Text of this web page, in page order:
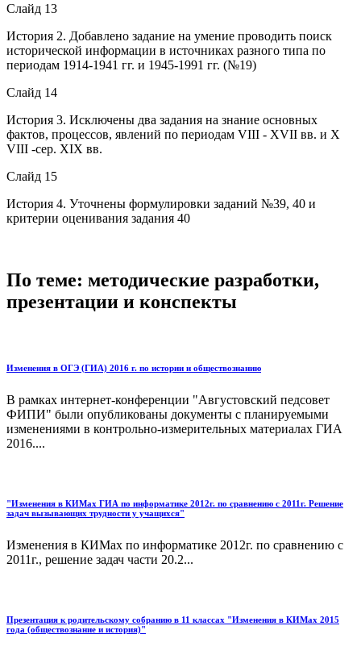
Слайд 13
История 2. Добавлено задание на умение проводить поиск
исторической информации в источниках разного типа по
периодам 1914-1941 гг. и 1945-1991 гг. (№19)
Слайд 14
История 3. Исключены два задания на знание основных
фактов, процессов, явлений по периодам VIII - XVII вв. и Х
VIII -сер. XIX вв.
Слайд 15
История 4. Уточнены формулировки заданий №39, 40 и
критерии оценивания задания 40
По теме: методические разработки,
презентации и конспекты
Изменения в ОГЭ (ГИА) 2016 г. по истории и обществознанию
В рамках интернет-конференции "Августовский педсовет
ФИПИ" были опубликованы документы с планируемыми
изменениями в контрольно-измерительных материалах ГИА
2016....
"Изменения в КИМах ГИА по информатике 2012г. по сравнению с 2011г. Решение
задач вызывающих трудности у учащихся"
Изменения в КИМах по информатике 2012г. по сравнению с
2011г., решение задач части 20.2...
Презентация к родительскому собранию в 11 классах "Изменения в КИМах 2015
года (обществознание и история)"